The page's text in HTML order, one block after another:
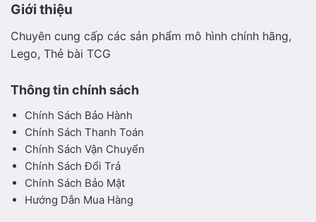
Giới thiệu
Chuyên cung cấp các sản phẩm mô hình chính hãng,
Lego, Thẻ bài TCG
Thông tin chính sách
Chính Sách Bảo Hành
Chính Sách Thanh Toán
Chính Sách Vận Chuyển
Chính Sách Đổi Trả
Chính Sách Bảo Mật
Hướng Dẫn Mua Hàng